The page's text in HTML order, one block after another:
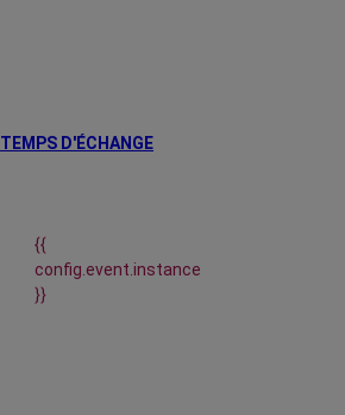
TEMPS D'ÉCHANGE
{{
config.event.instance
}}